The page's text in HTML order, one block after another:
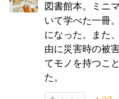
図書館本。ミニ
いて学べた一冊
になった。また
由に災害時の被
てモノを持つこ
た。